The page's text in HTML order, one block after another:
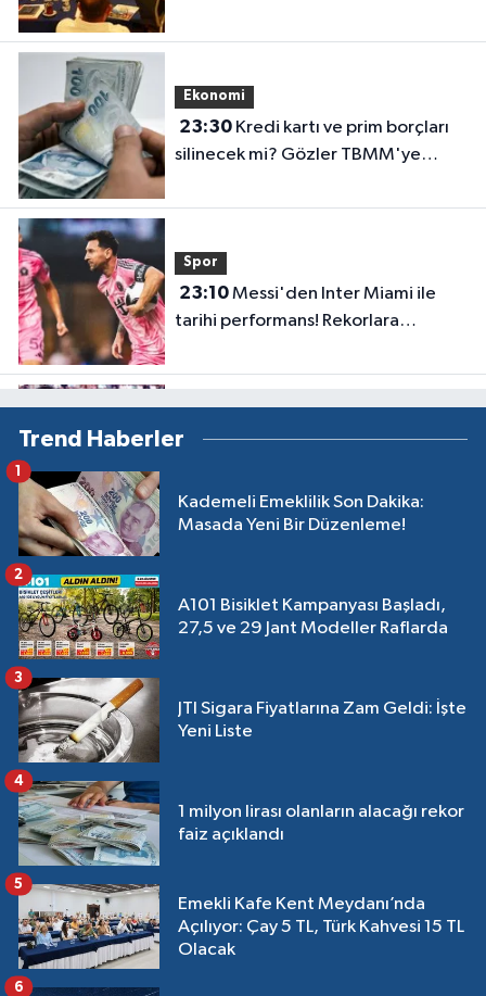
Ekonomi
23:30Kredi kartı ve prim borçları
silinecek mi? Gözler TBMM'ye
Spor
23:10Messi'den Inter Miami ile
tarihi performans! Rekorlara
23:00Muğla'da Ortalama Hız
Trend Haberler
Kademeli Emeklilik Son Dakika:
Masada Yeni Bir Düzenleme!
1
A101 Bisiklet Kampanyası Başladı,
27,5 ve 29 Jant Modeller Raflarda
2
JTI Sigara Fiyatlarına Zam Geldi: İşte
Yeni Liste
3
1 milyon lirası olanların alacağı rekor
faiz açıklandı
4
Emekli Kafe Kent Meydanı’nda
Açılıyor: Çay 5 TL, Türk Kahvesi 15 TL
Olacak
5
6